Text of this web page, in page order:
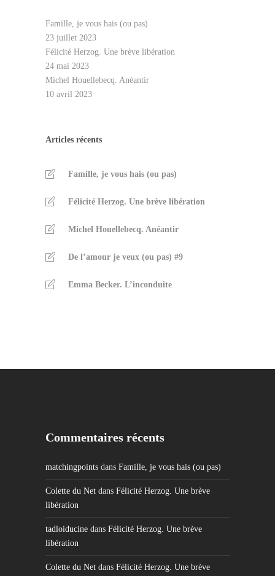
Famille, je vous hais (ou pas)
23 juillet 2023
Félicité Herzog. Une brève libération
24 mai 2023
Michel Houellebecq. Anéantir
10 avril 2023
Articles récents
Famille, je vous hais (ou pas)
Félicité Herzog. Une brève libération
Michel Houellebecq. Anéantir
De l’amour je veux (ou pas) #9
Emma Becker. L’inconduite
Commentaires récents
matchingpoints dans Famille, je vous hais (ou pas)
Colette du Net dans Félicité Herzog. Une brève
libération
tadloiducine dans Félicité Herzog. Une brève
libération
Colette du Net dans Félicité Herzog. Une brève